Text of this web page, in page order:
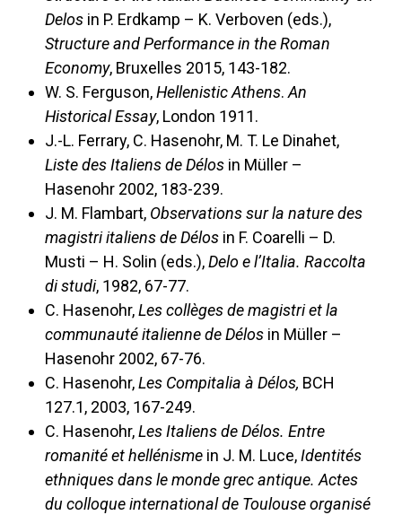
Delos in P. Erdkamp – K. Verboven (eds.),
Structure and Performance in the Roman
Economy, Bruxelles 2015, 143-182.
W. S. Ferguson,Hellenistic Athens.An
Historical Essay, London 1911.
J.-L. Ferrary, C. Hasenohr, M. T. Le Dinahet,
Liste des Italiens de Délos in Müller –
Hasenohr 2002, 183-239.
J. M. Flambart, Observations sur la nature des
magistri italiens de Délos in F. Coarelli – D.
Musti – H. Solin (eds.),Delo e l’Italia. Raccolta
di studi, 1982, 67-77.
C. Hasenohr,Les collèges de magistri et la
communauté italienne de Délos in Müller –
Hasenohr 2002, 67-76.
C. Hasenohr,Les Compitalia à Délos, BCH
127.1, 2003, 167-249.
C. Hasenohr,Les Italiens de Délos. Entre
romanité et hellénisme in J. M. Luce,Identités
ethniques dans le monde grec antique. Actes
du colloque international de Toulouse organisé